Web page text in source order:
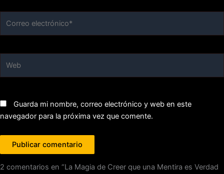
Guarda mi nombre, correo electrónico y web en este
navegador para la próxima vez que comente.
2 comentarios en “La Magia de Creer que una Mentira es Verdad